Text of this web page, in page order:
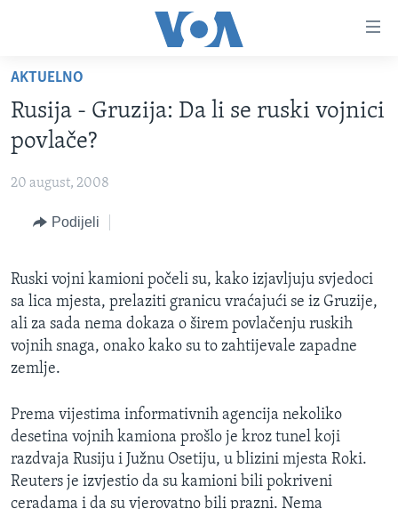
glavni
sadržaj
na
glavnu
navigaciju
VIDEO
FOTOGRAFIJE DANA
VIJESTI
SJEDINJENE AMERIČKE DRŽAVE
SVIJET
NAUKA I TEHNOLOGIJA
KORUPCIJA
SLOBODA MEDIJA
ŽENSKA STRANA
IZBJEGLIČKA STRANA
MAGAZIN
O GLASU AMERIKE
Learning English
AKTUELNO
Rusija - Gruzija: Da li se ruski vojnici
povlače?
20 august, 2008
Podijeli
Ruski vojni kamioni počeli su, kako izjavljuju svjedoci
sa lica mjesta, prelaziti granicu vraćajući se iz Gruzije,
ali za sada nema dokaza o širem povlačenju ruskih
vojnih snaga, onako kako su to zahtijevale zapadne
zemlje.
Prema vijestima informativnih agencija nekoliko
desetina vojnih kamiona prošlo je kroz tunel koji
razdvaja Rusiju i Južnu Osetiju, u blizini mjesta Roki.
Reuters je izvjestio da su kamioni bili pokriveni
ceradama i da su vjerovatno bili prazni. Nema